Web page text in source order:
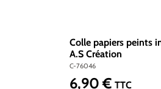
Colle papiers peints
A.S Création
C-76046
Prix régulier :
6,90 € TTC